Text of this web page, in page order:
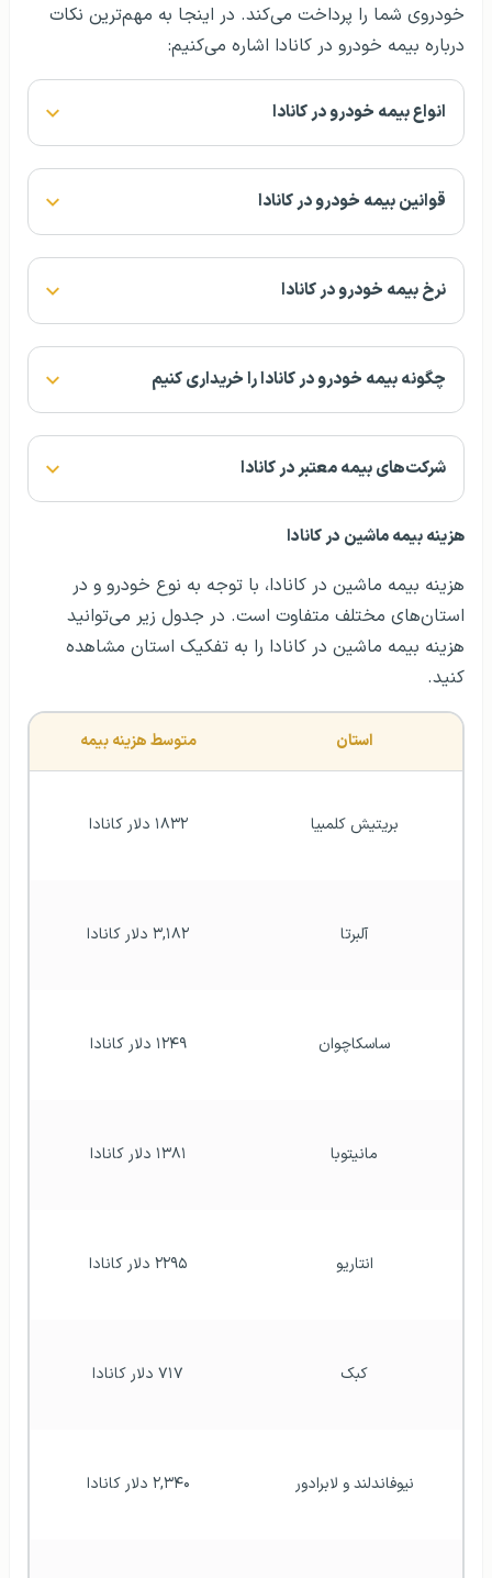
خودروی شما را پرداخت می‌کند. در اینجا به مهم‌ترین نکات
درباره بیمه خودرو در کانادا اشاره می‌کنیم:
انواع بیمه خودرو در کانادا
قوانین بیمه خودرو در کانادا
نرخ بیمه خودرو در کانادا
چگونه بیمه خودرو در کانادا را خریداری کنیم
شرکت‌های بیمه معتبر در کانادا
هزینه بیمه ماشین در کانادا
هزینه بیمه ماشین در کانادا، با توجه به نوع خودرو و در
استان‌های مختلف متفاوت است. در جدول زیر می‌توانید
هزینه بیمه ماشین در کانادا را به تفکیک استان مشاهده
کنید.
استان متوسط هزینه بیمه
بریتیش کلمبیا ۱۸۳۲ دلار کانادا
آلبرتا ۳,۱۸۲ دلار کانادا
ساسکاچوان ۱۲۴۹ دلار کانادا
مانیتوبا ۱۳۸۱ دلار کانادا
انتاریو ۲۲۹۵ دلار کانادا
کبک ۷۱۷ دلار کانادا
نیوفاندلند و لابرادور ۲,۳۴۰ دلار کانادا